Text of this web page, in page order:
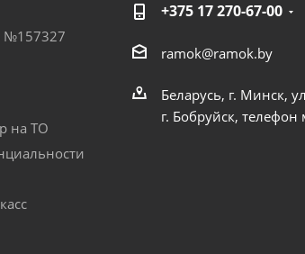
№157327
на ТО
+375 17 270-67-00
ramok@ramok.by
Беларусь, г. Минск,
г. Бобруйск,